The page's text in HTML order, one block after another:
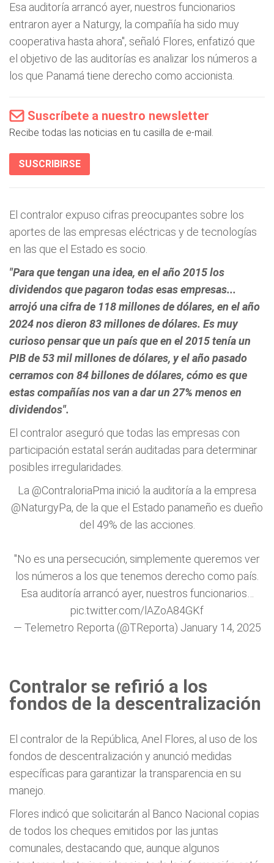
Esa auditoría arrancó ayer, nuestros funcionarios
entraron ayer a Naturgy, la compañía ha sido muy
cooperativa hasta ahora", señaló Flores, enfatizó que
el objetivo de las auditorías es analizar los números a
los que Panamá tiene derecho como accionista.
Suscríbete a nuestro newsletter
Recibe todas las noticias en tu casilla de e-mail.
SUSCRIBIRSE
El contralor expuso cifras preocupantes sobre los
aportes de las empresas eléctricas y de tecnologías
en las que el Estado es socio.
"Para que tengan una idea, en el año 2015 los
dividendos que pagaron todas esas empresas...
arrojó una cifra de 118 millones de dólares, en el año
2024 nos dieron 83 millones de dólares. Es muy
curioso pensar que un país que en el 2015 tenía un
PIB de 53 mil millones de dólares, y el año pasado
cerramos con 84 billones de dólares, cómo es que
estas compañías nos van a dar un 27% menos en
dividendos".
El contralor aseguró que todas las empresas con
participación estatal serán auditadas para determinar
posibles irregularidades.
La @ContraloriaPma inició la auditoría a la empresa
@NaturgyPa, de la que el Estado panameño es dueño
del 49% de las acciones.
"No es una persecución, simplemente queremos ver
los números a los que tenemos derecho como país.
Esa auditoría arrancó ayer, nuestros funcionarios…
pic.twitter.com/lAZoA84GKf
— Telemetro Reporta (@TReporta) January 14, 2025
Contralor se refirió a los
fondos de la descentralización
El contralor de la República, Anel Flores, al uso de los
fondos de descentralización y anunció medidas
específicas para garantizar la transparencia en su
manejo.
Flores indicó que solicitarán al Banco Nacional copias
de todos los cheques emitidos por las juntas
comunales, destacando que, aunque algunos